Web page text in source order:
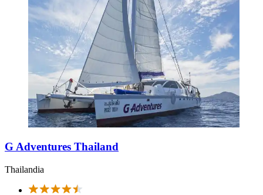
G Adventures Thailand
Thailandia